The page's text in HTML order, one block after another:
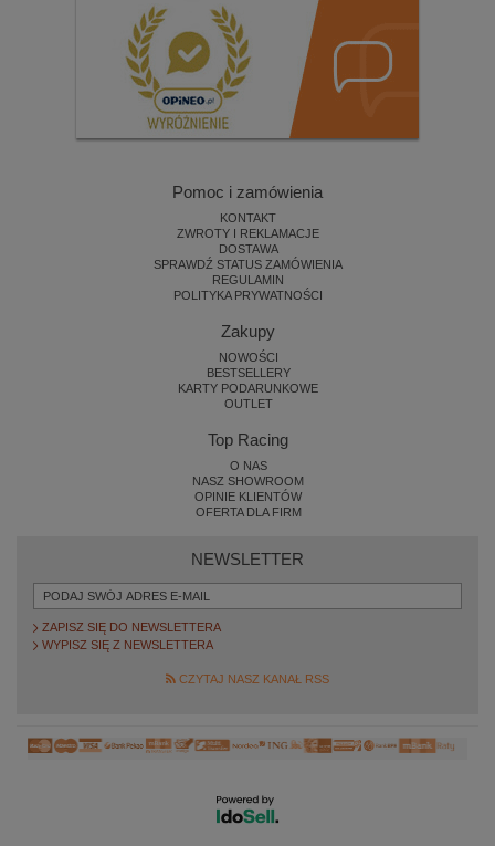
Pomoc i zamówienia
KONTAKT
ZWROTY I REKLAMACJE
DOSTAWA
SPRAWDŹ STATUS ZAMÓWIENIA
REGULAMIN
POLITYKA PRYWATNOŚCI
Zakupy
NOWOŚCI
BESTSELLERY
KARTY PODARUNKOWE
OUTLET
Top Racing
O NAS
NASZ SHOWROOM
OPINIE KLIENTÓW
OFERTA DLA FIRM
NEWSLETTER
ZAPISZ SIĘ DO NEWSLETTERA
WYPISZ SIĘ Z NEWSLETTERA
CZYTAJ NASZ KANAŁ RSS